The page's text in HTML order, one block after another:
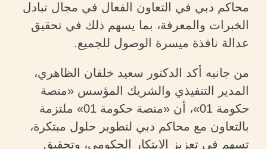
محاكم دبي في التعاون الفعال في مجال تبادل
الخبرات والمعرفة، بما يسهم ذلك في تحقيق
عدالة نافذة ميسرة الوصول للجميع.
من جانبه أكد الدكتور سعيد خلفان الظاهري،
المدير التنفيذي والشريك المؤسس «منصة
حكومة 01»، أن «منصة حكومة 01» ملتزمة
بالتعاون مع محاكم دبي لتطوير حلول مبتكرة،
تسهم في تعزيز الابتكار الحكومي، وتحقيق